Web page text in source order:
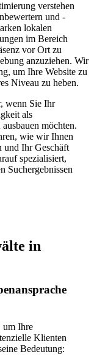
verstehen
und -
lokalen
im Bereich
vor Ort zu
anzuziehen. Wir
um Ihre Website zu
Niveau zu heben.
wenn Sie Ihr
als
möchten.
wie wir Ihnen
und Ihr Geschäft
spezialisiert,
Suchergebnissen
in
um Ihre
Klienten
Bedeutung: